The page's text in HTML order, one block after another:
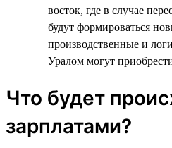
восток, где в случае
будут формироваться
производственные и
Уралом могут
Что будет
зарплатами?